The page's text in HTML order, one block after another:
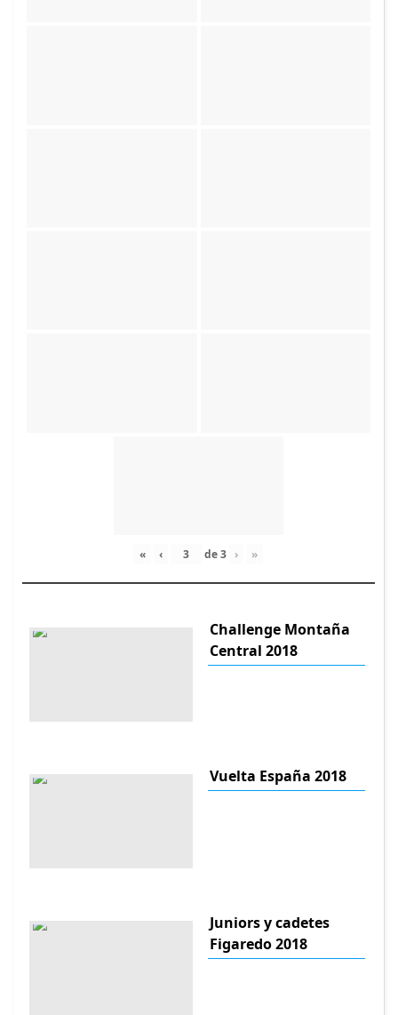
« ‹ de3 › »
Challenge Montaña
Central 2018
Vuelta España 2018
Juniors y cadetes
Figaredo 2018